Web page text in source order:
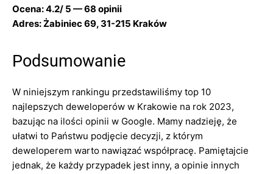
Ocena: 4.2/ 5 — 68 opinii
Adres: Żabiniec 69, 31-215 Kraków
Podsumowanie
W niniejszym rankingu przedstawiliśmy top 10
najlepszych deweloperów w Krakowie na rok 2023,
bazując na ilości opinii w Google. Mamy nadzieję, że
ułatwi to Państwu podjęcie decyzji, z którym
deweloperem warto nawiązać współpracę. Pamiętajcie
jednak, że każdy przypadek jest inny, a opinie innych